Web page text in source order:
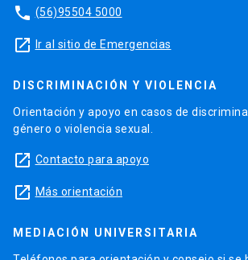
phone (56)95504 5000
launch Ir al sitio de Emergencias
DISCRIMINACIÓN Y VIOLENCIA
Orientación y apoyo en casos de
género o violencia sexual.
launch Contacto para apoyo
launch Más orientación
MEDIACIÓN UNIVERSITARIA